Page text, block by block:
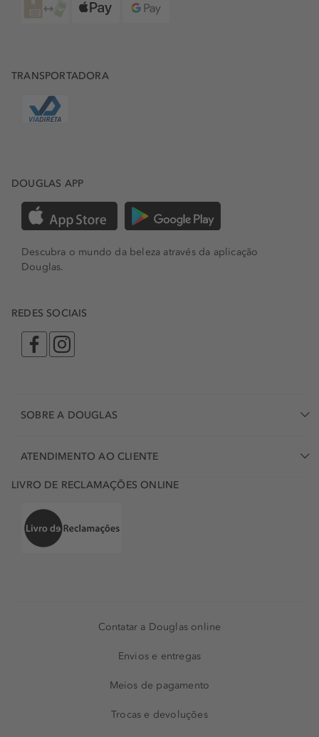
TRANSPORTADORA
DOUGLAS APP
Descubra o mundo da beleza através da aplicação
Douglas.
REDES SOCIAIS
SOBRE A DOUGLAS
ATENDIMENTO AO CLIENTE
LIVRO DE RECLAMAÇÕES ONLINE
Contatar a Douglas online
Envios e entregas
Meios de pagamento
Trocas e devoluções